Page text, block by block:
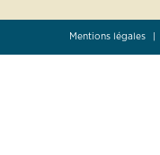
Mentions légales